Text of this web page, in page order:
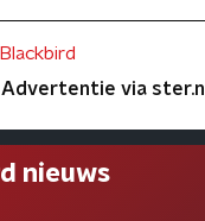
Blackbird
Advertentie via ster.nl
nieuws